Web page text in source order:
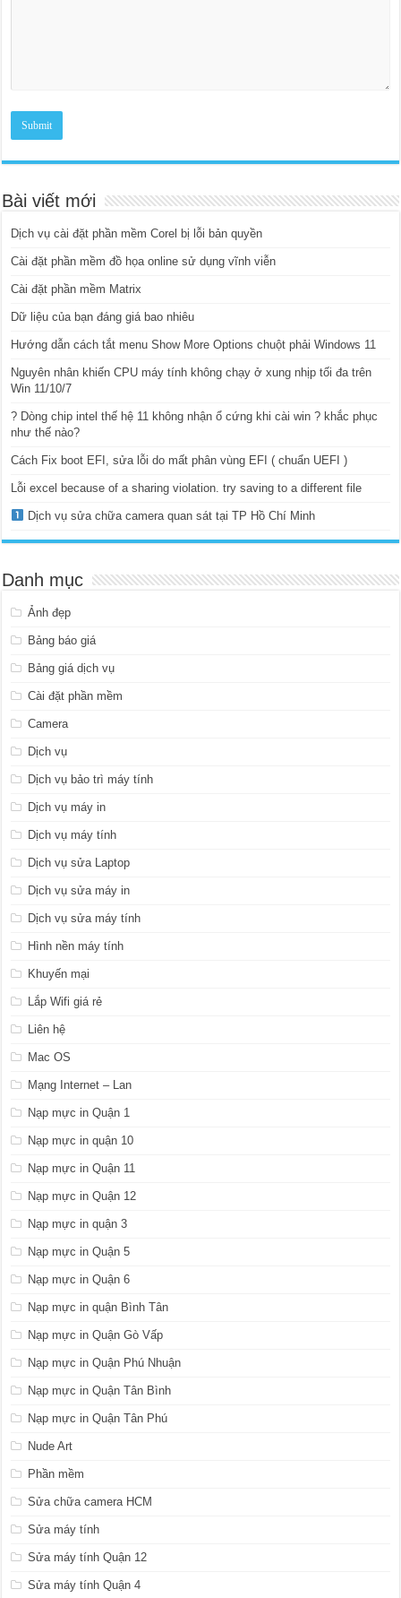
Bài viết mới
Dịch vụ cài đặt phần mềm Corel bị lỗi bản quyền
Cài đặt phần mềm đồ họa online sử dụng vĩnh viễn
Cài đặt phần mềm Matrix
Dữ liệu của bạn đáng giá bao nhiêu
Hướng dẫn cách tắt menu Show More Options chuột phải Windows 11
Nguyên nhân khiến CPU máy tính không chạy ở xung nhịp tối đa trên
Win 11/10/7
? Dòng chip intel thế hệ 11 không nhận ổ cứng khi cài win ? khắc phục
như thế nào?
Cách Fix boot EFI, sửa lỗi do mất phân vùng EFI ( chuẩn UEFI )
Lỗi excel because of a sharing violation. try saving to a different file
Dịch vụ sửa chữa camera quan sát tại TP Hồ Chí Minh
Danh mục
Ảnh đẹp
Bảng báo giá
Bảng giá dịch vụ
Cài đặt phần mềm
Camera
Dịch vụ
Dịch vụ bảo trì máy tính
Dịch vụ máy in
Dịch vụ máy tính
Dịch vụ sửa Laptop
Dịch vụ sửa máy in
Dịch vụ sửa máy tính
Hình nền máy tính
Khuyến mại
Lắp Wifi giá rẻ
Liên hệ
Mac OS
Mạng Internet – Lan
Nạp mực in Quận 1
Nạp mực in quận 10
Nạp mực in Quận 11
Nạp mực in Quận 12
Nạp mực in quận 3
Nạp mực in Quận 5
Nạp mực in Quận 6
Nạp mực in quận Bình Tân
Nạp mực in Quận Gò Vấp
Nạp mực in Quận Phú Nhuận
Nạp mực in Quận Tân Bình
Nạp mực in Quận Tân Phú
Nude Art
Phần mềm
Sửa chữa camera HCM
Sửa máy tính
Sửa máy tính Quận 12
Sửa máy tính Quận 4